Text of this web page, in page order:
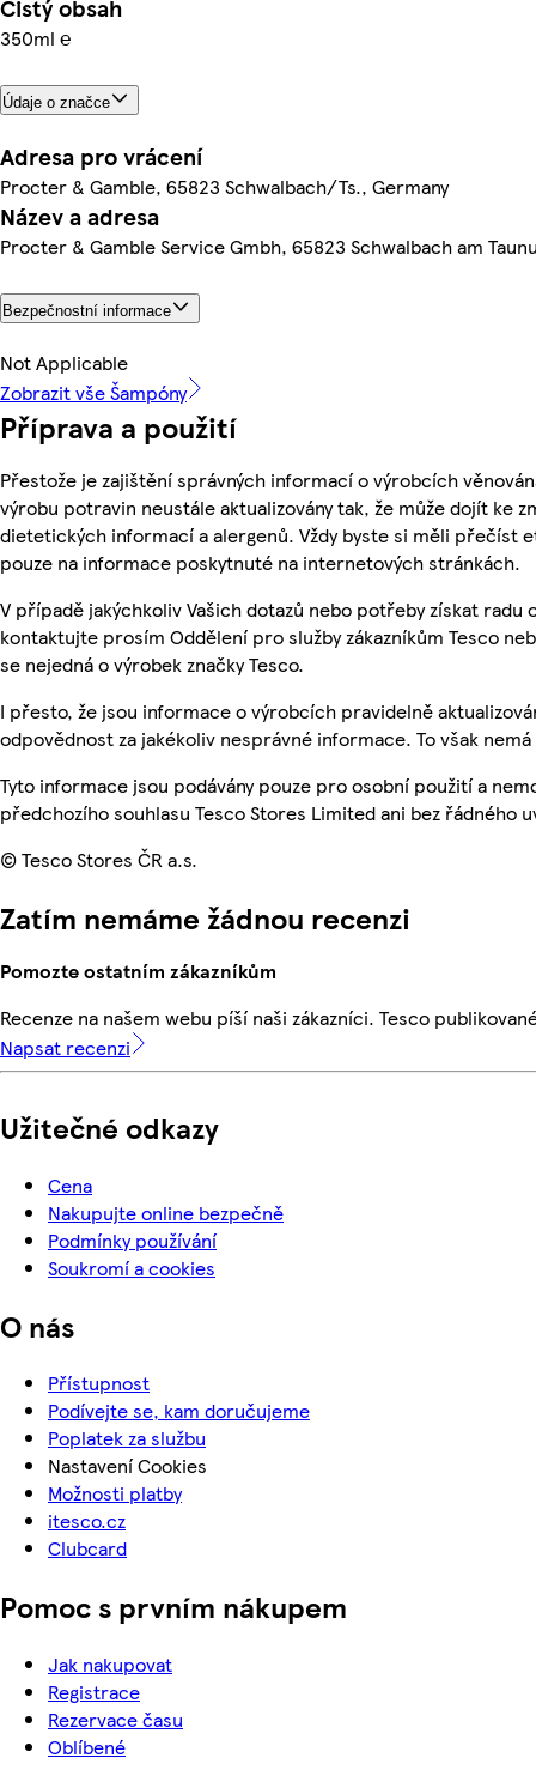
Čistý obsah
350ml ℮
Údaje o značce
Adresa pro vrácení
Procter & Gamble, 65823 Schwalbach/Ts., Germany
Název a adresa
Procter & Gamble Service Gmbh, 65823 Schwalbach am
Bezpečnostní informace
Not Applicable
Zobrazit vše Šampóny
Příprava a použití
Přestože je zajištění správných informací o výrobcích
výrobu potravin neustále aktualizovány tak, že může dojít ke
dietetických informací a alergenů. Vždy byste si měli přečíst
pouze na informace poskytnuté na internetových stránkách.
V případě jakýchkoliv Vašich dotazů nebo potřeby získat radu
kontaktujte prosím Oddělení pro služby zákazníkům Tesco
se nejedná o výrobek značky Tesco.
I přesto, že jsou informace o výrobcích pravidelně
odpovědnost za jakékoliv nesprávné informace. To však
Tyto informace jsou podávány pouze pro osobní použití a
předchozího souhlasu Tesco Stores Limited ani bez řádného
© Tesco Stores ČR a.s.
Zatím nemáme žádnou recenzi
Pomozte ostatním zákazníkům
Recenze na našem webu píší naši zákazníci. Tesco
Napsat recenzi
Užitečné odkazy
Cena
Nakupujte online bezpečně
Podmínky používání
Soukromí a cookies
O nás
Přístupnost
Podívejte se, kam doručujeme
Poplatek za službu
Nastavení Cookies
Možnosti platby
itesco.cz
Clubcard
Pomoc s prvním nákupem
Jak nakupovat
Registrace
Rezervace času
Oblíbené